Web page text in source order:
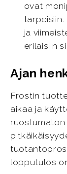
ovat
ja
erilaisiin
Ajan
Frostin
aikaa ja
lopputulos